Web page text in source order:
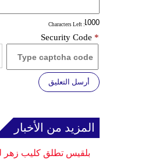
: Characters Left
Security Code *
أرسل التعليق
المزيد من الأخبار
بلقيس تطلق كليب زهر